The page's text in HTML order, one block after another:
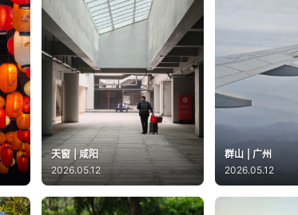
天窗 | 咸阳
2026.05.12
群山 | 广州
2026.05.12